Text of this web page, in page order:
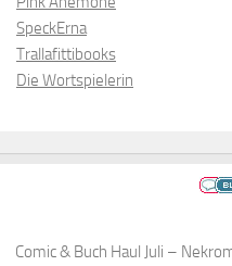
SpeckErna
Trallafittibooks
Die Wortspielerin
Comic & Buch Haul Juli –